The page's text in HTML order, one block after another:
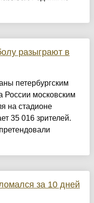
разыграют в
петербургским
России московским
на стадионе
35 016 зрителей.
за 10 дней